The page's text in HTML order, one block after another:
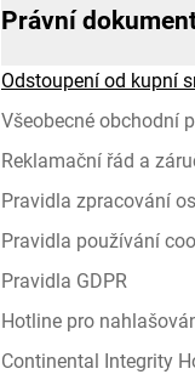
Právní
Odstoupení od kupní
Všeobecné obchodní
Reklamační řád a
Pravidla zpracování
Pravidla používání
Pravidla GDPR
Hotline pro
Continental Integrity